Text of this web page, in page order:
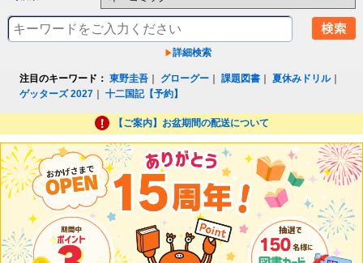
詳細検索
注目のキーワード： 東野圭吾 グローグー ｜課題図書 ｜夏休みドリル｜
ゲッターズ 2027 ｜十二国記【予約】
【ご案内】お盆期間の配送について